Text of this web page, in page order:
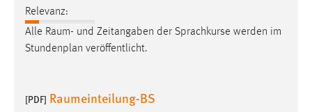
Relevanz:
Alle Raum- und Zeitangaben der Sprachkurse werden im
Stundenplan veröffentlicht.
[PDF] Raumeinteilung-BS
Login
Name:
fe_user, be_user, be_lastLoginProvider
Dieser Cookie ist notwendig um sich an der Website
einloggen zu können.